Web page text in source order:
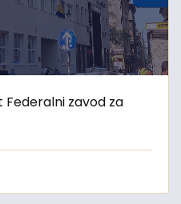
zavod za